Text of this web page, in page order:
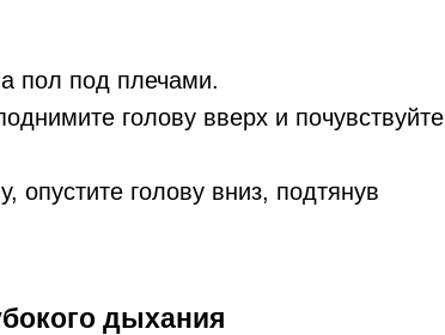
пол под плечами.
голову вверх и почувствуйте
опустите голову вниз, подтянув
дыхания